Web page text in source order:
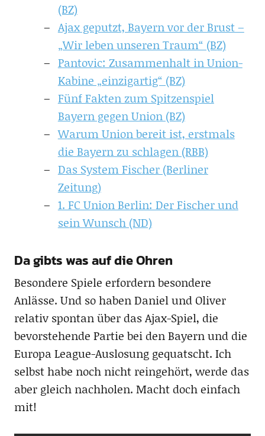
(BZ)
Ajax geputzt, Bayern vor der Brust –
„Wir leben unseren Traum“ (BZ)
Pantovic: Zusammenhalt in Union-
Kabine „einzigartig“ (BZ)
Fünf Fakten zum Spitzenspiel
Bayern gegen Union (BZ)
Warum Union bereit ist, erstmals
die Bayern zu schlagen (RBB)
Das System Fischer (Berliner
Zeitung)
1. FC Union Berlin: Der Fischer und
sein Wunsch (ND)
Da gibts was auf die Ohren
Besondere Spiele erfordern besondere
Anlässe. Und so haben Daniel und Oliver
relativ spontan über das Ajax-Spiel, die
bevorstehende Partie bei den Bayern und die
Europa League-Auslosung gequatscht. Ich
selbst habe noch nicht reingehört, werde das
aber gleich nachholen. Macht doch einfach
mit!